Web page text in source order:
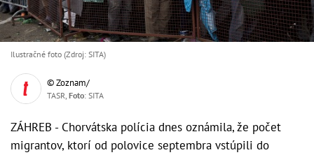
Ilustračné foto (Zdroj: SITA)
© Zoznam/
TASR, Foto: SITA
ZÁHREB - Chorvátska polícia dnes oznámila, že počet
migrantov, ktorí od polovice septembra vstúpili do